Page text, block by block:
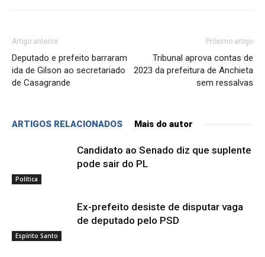
Artigo anterior
Deputado e prefeito barraram
ida de Gilson ao secretariado
de Casagrande
Próximo artigo
Tribunal aprova contas de
2023 da prefeitura de Anchieta
sem ressalvas
ARTIGOS RELACIONADOS Mais do autor
Política
Candidato ao Senado diz que suplente
pode sair do PL
Espírito Santo
Ex-prefeito desiste de disputar vaga
de deputado pelo PSD